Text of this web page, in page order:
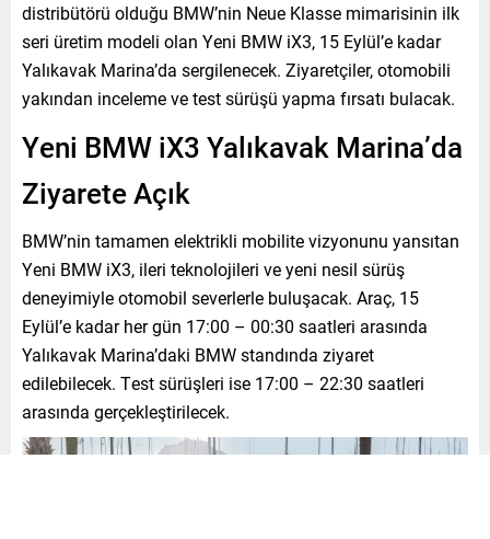
distribütörü olduğu BMW’nin Neue Klasse mimarisinin ilk
seri üretim modeli olan Yeni BMW iX3, 15 Eylül’e kadar
Yalıkavak Marina’da sergilenecek. Ziyaretçiler, otomobili
yakından inceleme ve test sürüşü yapma fırsatı bulacak.
Yeni BMW iX3 Yalıkavak Marina’da
Ziyarete Açık
BMW’nin tamamen elektrikli mobilite vizyonunu yansıtan
Yeni BMW iX3, ileri teknolojileri ve yeni nesil sürüş
deneyimiyle otomobil severlerle buluşacak. Araç, 15
Eylül’e kadar her gün 17:00 – 00:30 saatleri arasında
Yalıkavak Marina’daki BMW standında ziyaret
edilebilecek. Test sürüşleri ise 17:00 – 22:30 saatleri
arasında gerçekleştirilecek.